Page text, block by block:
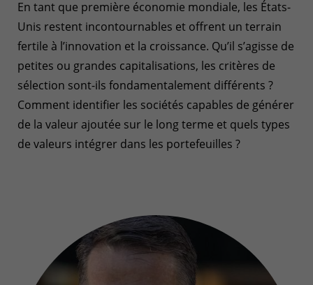
En tant que première économie mondiale, les États-
Unis restent incontournables et offrent un terrain
fertile à l’innovation et la croissance. Qu’il s’agisse de
petites ou grandes capitalisations, les critères de
sélection sont-ils fondamentalement différents ?
Comment identifier les sociétés capables de générer
de la valeur ajoutée sur le long terme et quels types
de valeurs intégrer dans les portefeuilles ?